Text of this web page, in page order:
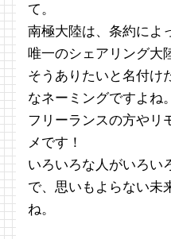
て。
南極大陸は、条約によ
唯一のシェアリング大
そうありたいと名付け
なネーミングですよね。
フリーランスの方やリ
メです！
いろいろな人がいろい
で、思いもよらない未
ね。